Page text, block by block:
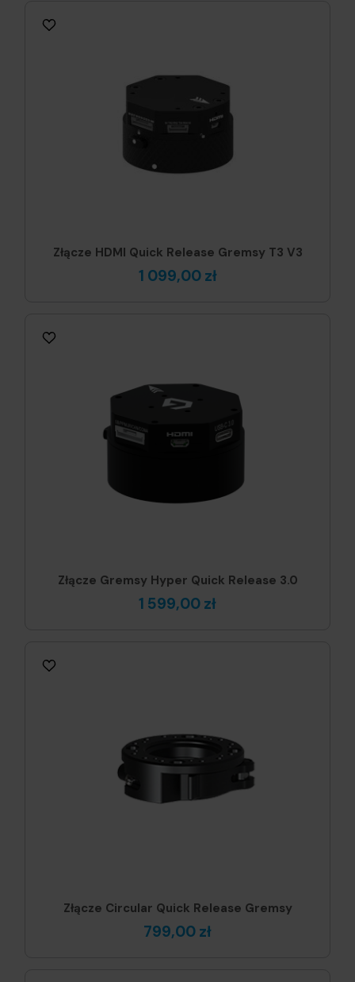
Złącze HDMI Quick Release Gremsy T3 V3
1 099,00 zł
Złącze Gremsy Hyper Quick Release 3.0
1 599,00 zł
Złącze Circular Quick Release Gremsy
799,00 zł